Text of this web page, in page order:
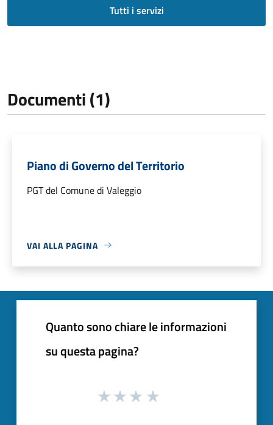
Tutti i servizi
Documenti (1)
Piano di Governo del Territorio
PGT del Comune di Valeggio
VAI ALLA PAGINA
Quanto sono chiare le informazioni
su questa pagina?